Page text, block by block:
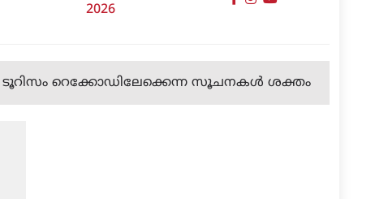
2026
റെക്കോഡിലേക്കെന്ന സൂചനകള്‍ ശക്തം